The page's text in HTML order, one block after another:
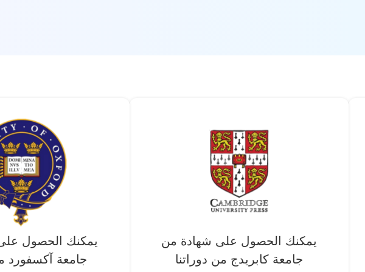
يمكنك الحصول على شهادة من
جامعة كابريدج من دوراتنا
يمكنك الحصول
جامعة آکسفورد